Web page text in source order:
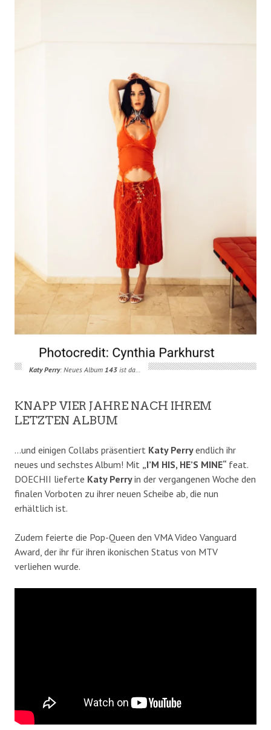
Katy Perry: Neues Album 143ist da…
KNAPP VIER JAHRE NACH IHREM
LETZTEN ALBUM
…und einigen Collabs präsentiert Katy Perryendlich ihr
neues und sechstes Album! Mit „I’M HIS, HE’S MINE“ feat.
DOECHII lieferte Katy Perryin der vergangenen Woche den
finalen Vorboten zu ihrer neuen Scheibe ab, die nun
erhältlich ist.
Zudem feierte die Pop-Queen den VMA Video Vanguard
Award, der ihr für ihren ikonischen Status von MTV
verliehen wurde.